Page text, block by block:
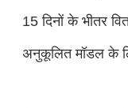
15 दिनों के भीतर
अनुकूलित मॉडल के